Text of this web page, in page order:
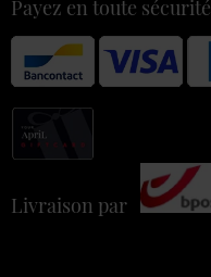
Payez en toute sécurité
Livraison par